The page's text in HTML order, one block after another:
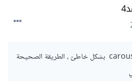
يبدو أنك قمت بإنشاء carousel بشكل خاطئ ، الطريقة الصحيحة